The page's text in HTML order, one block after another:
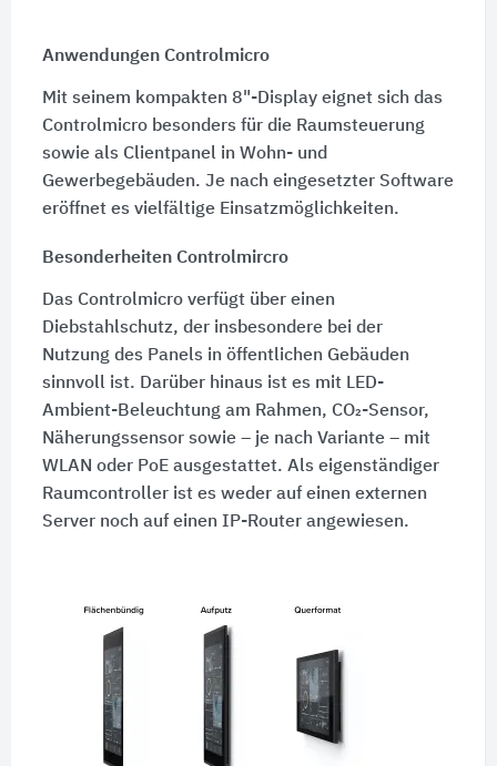
Anwendungen Controlmicro
Mit seinem kompakten 8"-Display eignet sich das
Controlmicro besonders für die Raumsteuerung
sowie als Clientpanel in Wohn- und
Gewerbegebäuden. Je nach eingesetzter Software
eröffnet es vielfältige Einsatzmöglichkeiten.
Besonderheiten Controlmircro
Das Controlmicro verfügt über einen
Diebstahlschutz, der insbesondere bei der
Nutzung des Panels in öffentlichen Gebäuden
sinnvoll ist. Darüber hinaus ist es mit LED-
Ambient-Beleuchtung am Rahmen, CO₂-Sensor,
Näherungssensor sowie – je nach Variante – mit
WLAN oder PoE ausgestattet. Als eigenständiger
Raumcontroller ist es weder auf einen externen
Server noch auf einen IP-Router angewiesen.